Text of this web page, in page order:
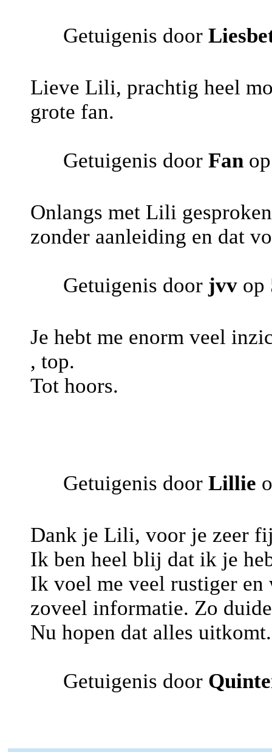
Getuigenis door
Lieve Lili, prachtig heel
grote fan.
Getuigenis door Fan
Onlangs met Lili
zonder aanleiding en dat
Getuigenis door jvv op
Je hebt me enorm veel
, top.
Tot hoors.
Getuigenis door Lillie
Dank je Lili, voor je zeer
Ik ben heel blij dat ik je
Ik voel me veel rustiger en
zoveel informatie. Zo
Nu hopen dat alles
Getuigenis door